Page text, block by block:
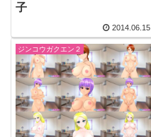
子
2014.06.15
ジンコウガクエン２